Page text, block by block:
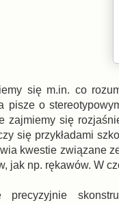
się m.in. co
pisze o
zajmiemy się
się przykładami
kwestie związane
jak np. rękawów. W
precyzyjnie